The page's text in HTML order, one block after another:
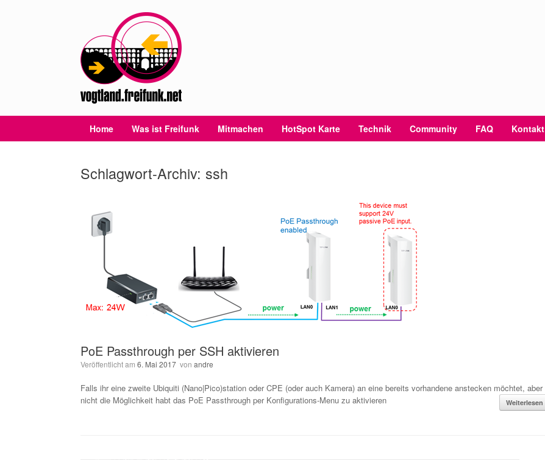
Home Was ist Freifunk Mitmachen HotSpot Karte Technik Community FAQ Kontakt
Schlagwort-Archiv: ssh
PoE Passthrough per SSH aktivieren
Veröffentlicht am 6. Mai 2017 von andre
Falls ihr eine zweite Ubiquiti (Nano|Pico)station oder CPE (oder auch Kamera) an eine bereits vorhandene anstecken möchtet, aber
nicht die Möglichkeit habt das PoE Passthrough per Konfigurations-Menu zu aktivieren
Weiterlesen